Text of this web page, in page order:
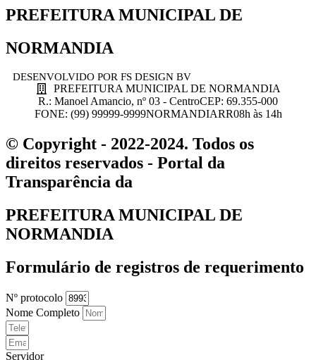
PREFEITURA MUNICIPAL DE
NORMANDIA
DESENVOLVIDO POR FS DESIGN BV
PREFEITURA MUNICIPAL DE NORMANDIA
R.: Manoel Amancio, nº 03 - CentroCEP: 69.355-000
FONE: (99) 99999-9999NORMANDIARR08h às 14h
© Copyright - 2022-2024. Todos os
direitos reservados - Portal da
Transparência da
PREFEITURA MUNICIPAL DE
NORMANDIA
Formulário de registros de requerimento
Nº protocolo
Nome Completo
Servidor